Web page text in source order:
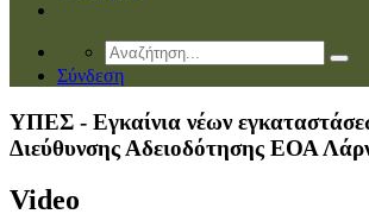
Σύνδεση
ΥΠΕΣ - Εγκαίνια νέων
Διεύθυνσης Αδειοδότησης ΕΟΑ
Video